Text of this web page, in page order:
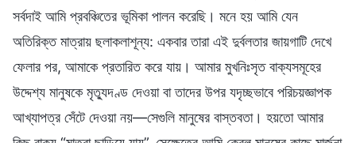
সর্বদাই আমি প্রবঞ্চিতের ভূমিকা পালন করেছি। মনে হয় আমি যেন
অতিরিক্ত মাত্রায় ছলাকলাশূন্য: একবার তারা এই দুর্বলতার জায়গাটি দেখে
ফেলার পর, আমাকে প্রতারিত করে যায়। আমার মুখনিঃসৃত বাক্যসমূহের
উদ্দেশ্য মানুষকে মৃত্যুদণ্ড দেওয়া বা তাদের উপর যদৃচ্ছভাবে পরিচয়জ্ঞাপক
আখ্যাপত্র সেঁটে দেওয়া নয়—সেগুলি মানুষের বাস্তবতা। হয়তো আমার